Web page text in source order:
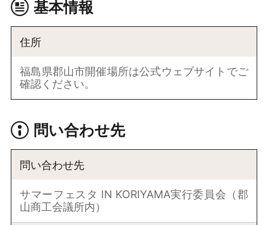
基本情報
住所
福島県郡山市開催場所は公式ウェブサイトでご
確認ください。
問い合わせ先
問い合わせ先
サマーフェスタ IN KORIYAMA実行委員会（郡
山商工会議所内）